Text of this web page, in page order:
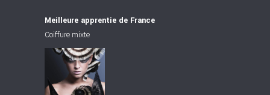
Meilleure apprentie de France
Coiffure mixte